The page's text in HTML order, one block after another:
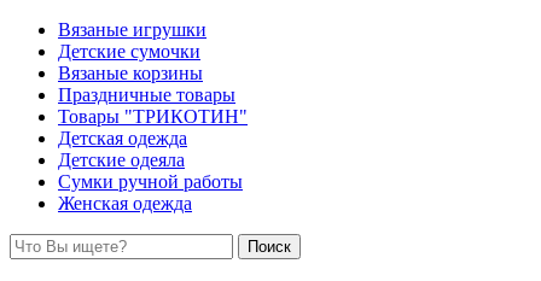
Вязаные игрушки
Детские сумочки
Вязаные корзины
Праздничные товары
Товары "ТРИКОТИН"
Детская одежда
Детские одеяла
Сумки ручной работы
Женская одежда
Поиск